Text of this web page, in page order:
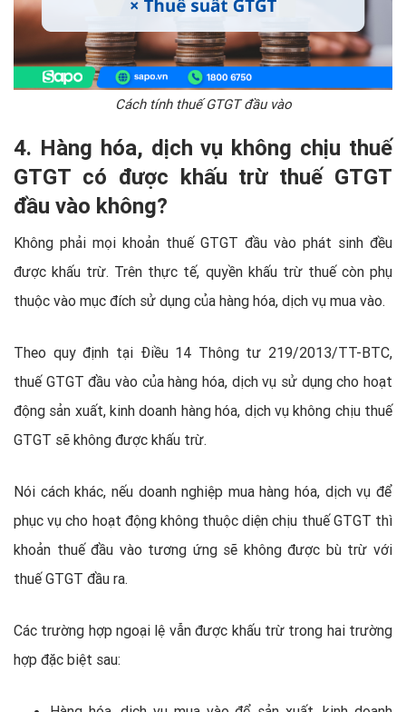
Cách tính thuế GTGT đầu vào
4. Hàng hóa, dịch vụ không chịu thuế
GTGT có được khấu trừ thuế GTGT
đầu vào không?
Không phải mọi khoản thuế GTGT đầu vào phát sinh đều
được khấu trừ. Trên thực tế, quyền khấu trừ thuế còn phụ
thuộc vào mục đích sử dụng của hàng hóa, dịch vụ mua vào.
Theo quy định tại Điều 14 Thông tư 219/2013/TT-BTC,
thuế GTGT đầu vào của hàng hóa, dịch vụ sử dụng cho hoạt
động sản xuất, kinh doanh hàng hóa, dịch vụ không chịu thuế
GTGT sẽ không được khấu trừ.
Nói cách khác, nếu doanh nghiệp mua hàng hóa, dịch vụ để
phục vụ cho hoạt động không thuộc diện chịu thuế GTGT thì
khoản thuế đầu vào tương ứng sẽ không được bù trừ với
thuế GTGT đầu ra.
Các trường hợp ngoại lệ vẫn được khấu trừ trong hai trường
hợp đặc biệt sau: